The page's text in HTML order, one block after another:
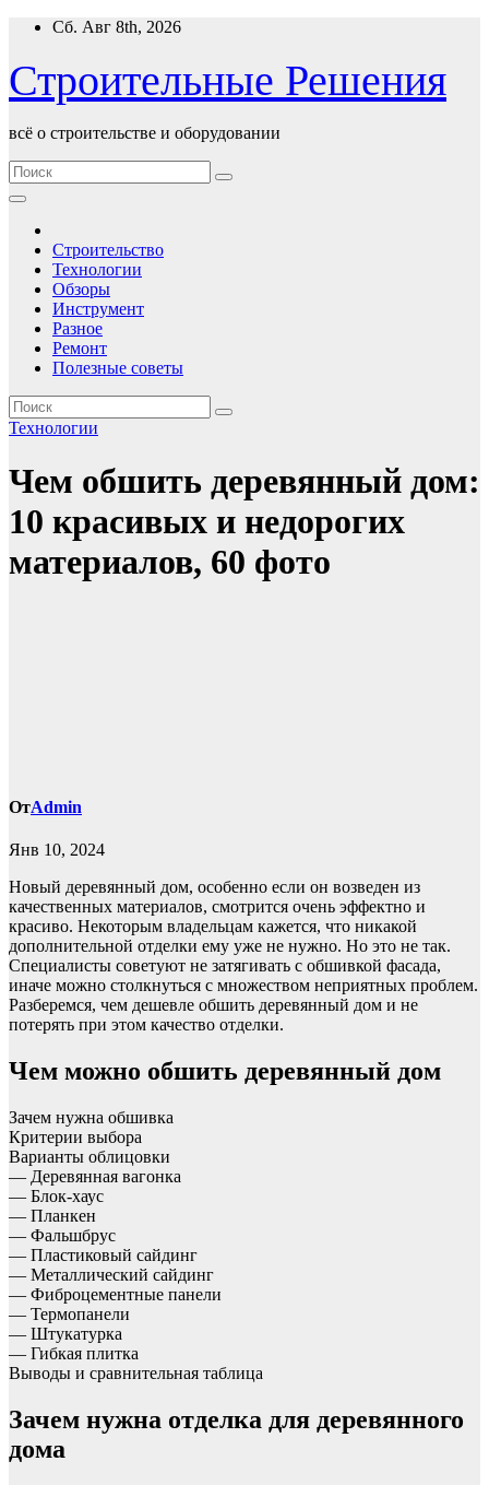
Перейти
содержимому
Сб. Авг 8th, 2026
Строительные Решения
всё о строительстве и оборудовании
Строительство
Технологии
Обзоры
Инструмент
Разное
Ремонт
Полезные советы
Технологии
Чем обшить деревянный дом:
10 красивых и недорогих
материалов, 60 фото
ОтAdmin
Янв 10, 2024
Новый деревянный дом, особенно если он возведен из
качественных материалов, смотрится очень эффектно и
красиво. Некоторым владельцам кажется, что никакой
дополнительной отделки ему уже не нужно. Но это не так.
Специалисты советуют не затягивать с обшивкой фасада,
иначе можно столкнуться с множеством неприятных проблем.
Разберемся, чем дешевле обшить деревянный дом и не
потерять при этом качество отделки.
Чем можно обшить деревянный дом
Зачем нужна обшивка
Критерии выбора
Варианты облицовки
— Деревянная вагонка
— Блок-хаус
— Планкен
— Фальшбрус
— Пластиковый сайдинг
— Металлический сайдинг
— Фиброцементные панели
— Термопанели
— Штукатурка
— Гибкая плитка
Выводы и сравнительная таблица
Зачем нужна отделка для деревянного
дома